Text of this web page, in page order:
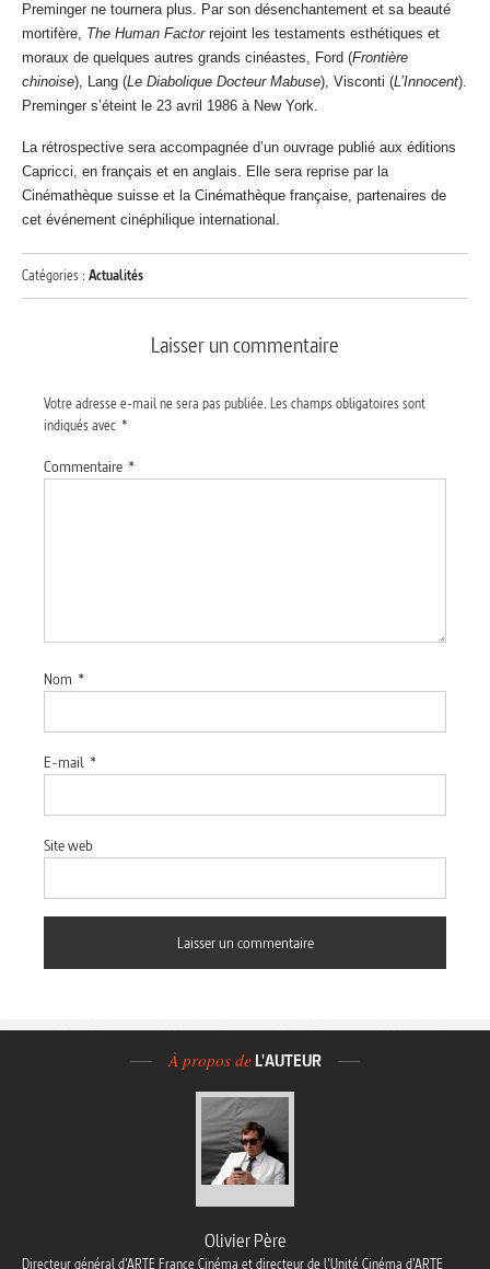
Preminger ne tournera plus. Par son désenchantement et sa beauté
mortifère, The Human Factorrejoint les testaments esthétiques et
moraux de quelques autres grands cinéastes, Ford (Frontière
chinoise), Lang (Le Diabolique Docteur Mabuse), Visconti (L’Innocent).
Preminger s’éteint le 23 avril 1986 à New York.
La rétrospective sera accompagnée d’un ouvrage publié aux éditions
Capricci, en français et en anglais. Elle sera reprise par la
Cinémathèque suisse et la Cinémathèque française, partenaires de
cet événement cinéphilique international.
Catégories : Actualités
Laisser un commentaire
Votre adresse e-mail ne sera pas publiée. Les champs obligatoires sont
indiqués avec *
Commentaire *
Nom *
E-mail *
Site web
À propos de L'AUTEUR
Olivier Père
Directeur général d’ARTE France Cinéma et directeur de l’Unité Cinéma d’ARTE